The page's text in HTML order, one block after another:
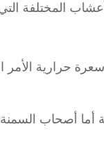
المختلفة
4- المشي والجلوس المعتدل؛ فقد ثبت أن الجلوس
أصحاب السمنة